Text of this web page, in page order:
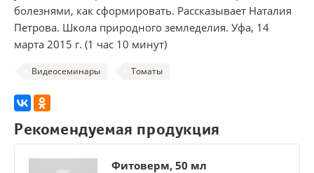
болезнями, как сформировать. Рассказывает Наталия
Петрова. Школа природного земледелия. Уфа, 14
марта 2015 г. (1 час 10 минут)
Видеосеминары Томаты
Рекомендуемая продукция
Фитоверм, 50 мл